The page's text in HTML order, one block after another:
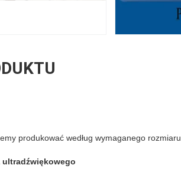
produkować według wymaganego rozmiaru.
ultradźwiękowego